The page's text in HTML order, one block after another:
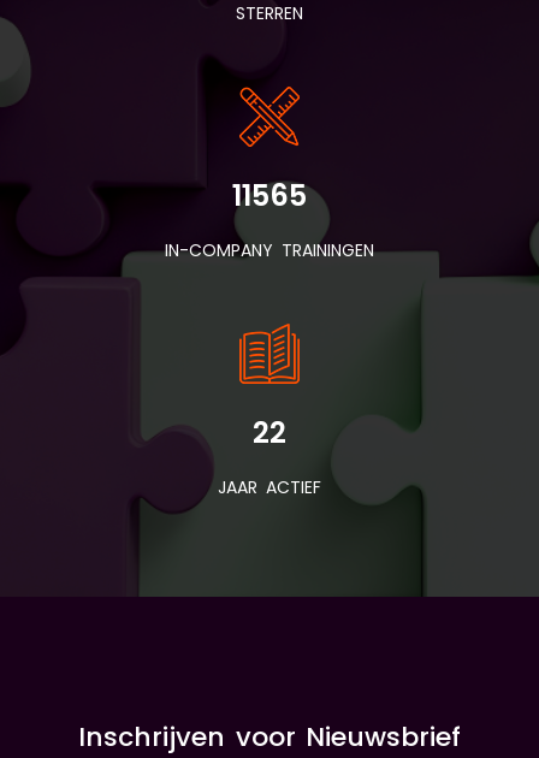
STERREN
11565
IN-COMPANY TRAININGEN
22
JAAR ACTIEF
Inschrijven voor Nieuwsbrief